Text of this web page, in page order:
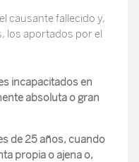
causante fallecido y,
los aportados por el
incapacitados en
absoluta o gran
de 25 años, cuando
propia o ajena o,